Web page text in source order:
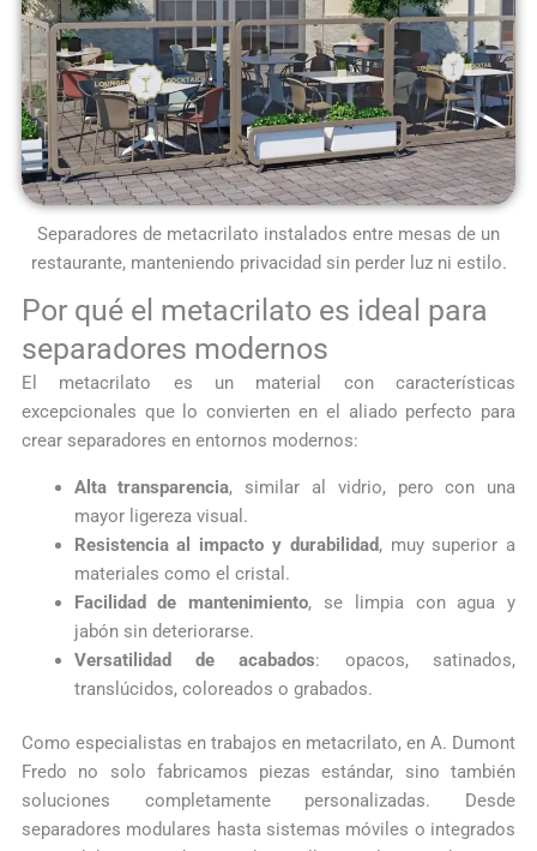
Separadores de metacrilato instalados entre mesas de un
restaurante, manteniendo privacidad sin perder luz ni estilo.
Por qué el metacrilato es ideal para
separadores modernos
El metacrilato es un material con características
excepcionales que lo convierten en el aliado perfecto para
crear separadores en entornos modernos:
Alta transparencia, similar al vidrio, pero con una
mayor ligereza visual.
Resistencia al impacto y durabilidad, muy superior a
materiales como el cristal.
Facilidad de mantenimiento, se limpia con agua y
jabón sin deteriorarse.
Versatilidad de acabados: opacos, satinados,
translúcidos, coloreados o grabados.
Como especialistas en trabajos en metacrilato, en A. Dumont
Fredo no solo fabricamos piezas estándar, sino también
soluciones completamente personalizadas. Desde
separadores modulares hasta sistemas móviles o integrados